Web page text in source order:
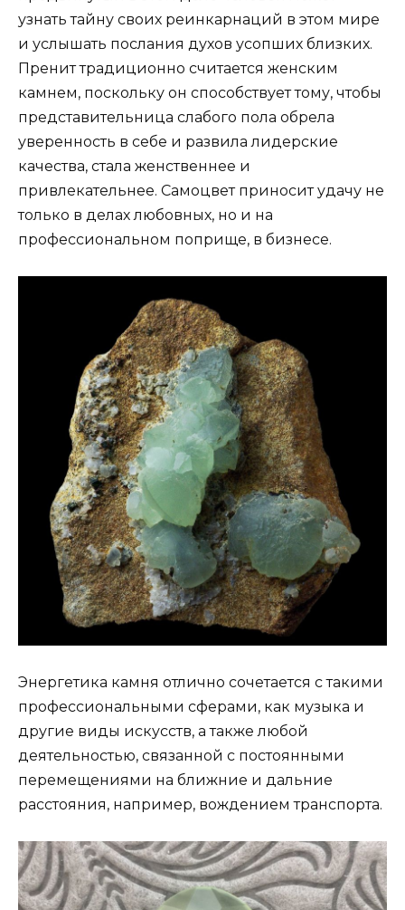
узнать тайну своих реинкарнаций в этом мире
и услышать послания духов усопших близких.
Пренит традиционно считается женским
камнем, поскольку он способствует тому, чтобы
представительница слабого пола обрела
уверенность в себе и развила лидерские
качества, стала женственнее и
привлекательнее. Самоцвет приносит удачу не
только в делах любовных, но и на
профессиональном поприще, в бизнесе.
Энергетика камня отлично сочетается с такими
профессиональными сферами, как музыка и
другие виды искусств, а также любой
деятельностью, связанной с постоянными
перемещениями на ближние и дальние
расстояния, например, вождением транспорта.